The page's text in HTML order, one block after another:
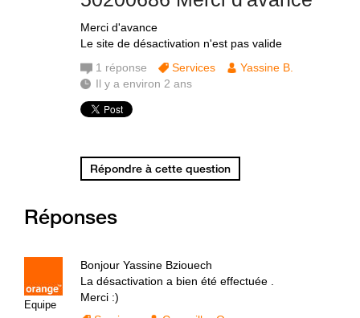
Merci d'avance
Le site de désactivation n'est pas valide
1 réponse Services
Yassine B.
Il y a environ 2 ans
Répondre à cette question
Réponses
Equipe
Bonjour Yassine Bziouech
La désactivation a bien été effectuée .
Merci :)